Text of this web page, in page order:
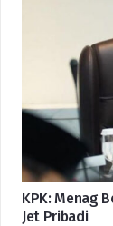
KPK: Menag
Jet Pribadi